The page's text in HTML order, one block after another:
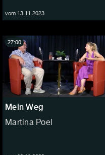
vom 13.11.2023
Mein Weg
Martina Poel
27:00